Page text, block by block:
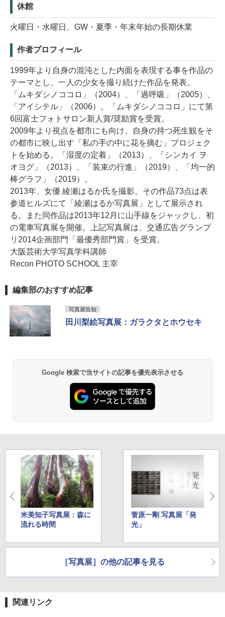
休館
火曜日・水曜日、GW・夏季・年末年始の長期休業
作者プロフィール
1999年より自身の混沌とした内面を表現する事を作品の
テーマとし、一人の少女を撮り続けた作品を発表。
「ムキダシノココロ」（2004）、「過呼吸」（2005）、
「アイシテル」（2006）。「ムキダシノココロ」にて第
6回富士フォトサロン新人賞/奨励賞を受賞。
2009年より視点を都市にも向け、自身の持つ死生観をそ
の都市に映し出す「私の手の中に花を摘む」プロジェク
トを始める。「湿度の定着」（2013）、「シンカイ ヲ
オヨグ」（2013）、「装束の行進」（2019）、「均一的
棒グラフ」（2019）。
2013年、女優 綾瀬はるか氏を撮影。その作品73点は表
参道ヒルズにて「綾瀬はるか写真展」として展示され
る。また同作品は2013年12月に山手線をジャックし、初
の電車写真展を開催。上記写真展は、交通広告グランプ
リ2014企画部門「最優秀部門賞」を受賞。
大阪芸術大学写真学科講師
Recon PHOTO SCHOOL 主宰
編集部のおすすめ記事
写真展告知
田川梨絵写真展：ガラクタとホウセキ
Google 検索で当サイトの記事を優先表示させる
米美知子写真展：森に
流れる時間
菅原一剛 写真展「発
光」
［写真展］の他の記事を見る
関連リンク